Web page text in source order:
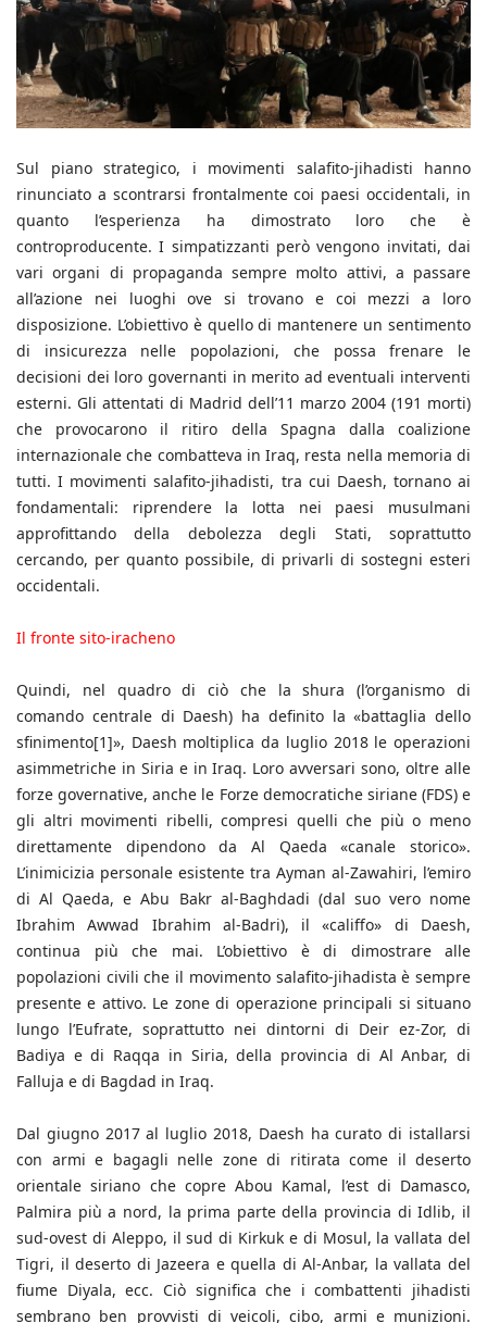
Sul piano strategico, i movimenti salafito-jihadisti hanno
rinunciato a scontrarsi frontalmente coi paesi occidentali, in
quanto l’esperienza ha dimostrato loro che è
controproducente. I simpatizzanti però vengono invitati, dai
vari organi di propaganda sempre molto attivi, a passare
all’azione nei luoghi ove si trovano e coi mezzi a loro
disposizione. L’obiettivo è quello di mantenere un sentimento
di insicurezza nelle popolazioni, che possa frenare le
decisioni dei loro governanti in merito ad eventuali interventi
esterni. Gli attentati di Madrid dell’11 marzo 2004 (191 morti)
che provocarono il ritiro della Spagna dalla coalizione
internazionale che combatteva in Iraq, resta nella memoria di
tutti. I movimenti salafito-jihadisti, tra cui Daesh, tornano ai
fondamentali: riprendere la lotta nei paesi musulmani
approfittando della debolezza degli Stati, soprattutto
cercando, per quanto possibile, di privarli di sostegni esteri
occidentali.
Il fronte sito-iracheno
Quindi, nel quadro di ciò che la shura (l’organismo di
comando centrale di Daesh) ha definito la «battaglia dello
sfinimento[1]», Daesh moltiplica da luglio 2018 le operazioni
asimmetriche in Siria e in Iraq. Loro avversari sono, oltre alle
forze governative, anche le Forze democratiche siriane (FDS) e
gli altri movimenti ribelli, compresi quelli che più o meno
direttamente dipendono da Al Qaeda «canale storico».
L’inimicizia personale esistente tra Ayman al-Zawahiri, l’emiro
di Al Qaeda, e Abu Bakr al-Baghdadi (dal suo vero nome
Ibrahim Awwad Ibrahim al-Badri), il «califfo» di Daesh,
continua più che mai. L’obiettivo è di dimostrare alle
popolazioni civili che il movimento salafito-jihadista è sempre
presente e attivo. Le zone di operazione principali si situano
lungo l’Eufrate, soprattutto nei dintorni di Deir ez-Zor, di
Badiya e di Raqqa in Siria, della provincia di Al Anbar, di
Falluja e di Bagdad in Iraq.
Dal giugno 2017 al luglio 2018, Daesh ha curato di istallarsi
con armi e bagagli nelle zone di ritirata come il deserto
orientale siriano che copre Abou Kamal, l’est di Damasco,
Palmira più a nord, la prima parte della provincia di Idlib, il
sud-ovest di Aleppo, il sud di Kirkuk e di Mosul, la vallata del
Tigri, il deserto di Jazeera e quella di Al-Anbar, la vallata del
fiume Diyala, ecc. Ciò significa che i combattenti jihadisti
sembrano ben provvisti di veicoli, cibo, armi e munizioni.